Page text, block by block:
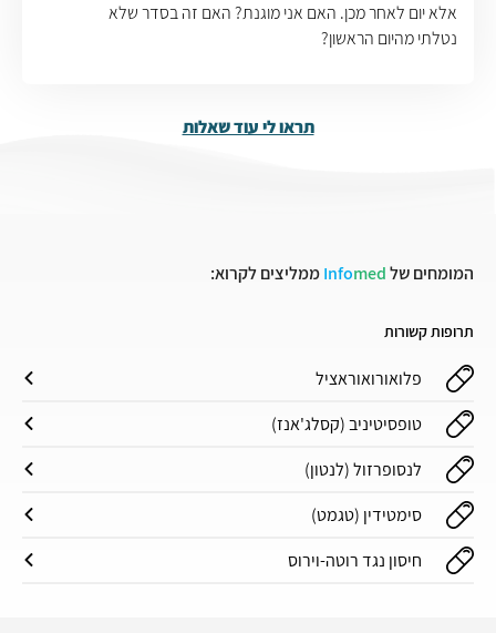
אלא יום לאחר מכן. האם אני מוגנת? האם זה בסדר שלא
נטלתי מהיום הראשון?
תראו לי עוד שאלות
המומחים של Infomed ממליצים לקרוא:
תרופות קשורות
פלואורואוראציל
טופסיטיניב (קסלג'אנז)
לנסופרזול (לנטון)
סימטידין (טגמט)
חיסון נגד רוטה-וירוס